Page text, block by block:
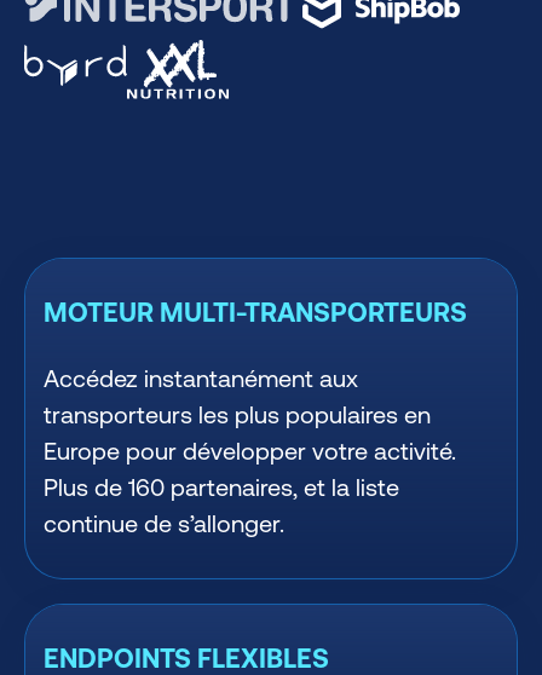
MOTEUR MULTI-TRANSPORTEURS
Accédez instantanément aux
transporteurs les plus populaires en
Europe pour développer votre activité.
Plus de 160 partenaires, et la liste
continue de s’allonger.
ENDPOINTS FLEXIBLES